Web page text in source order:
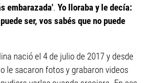
embarazada'. Yo lloraba y le decía:
ser, vos sabés que no puede
nació el 4 de julio de 2017 y desde
le sacaron fotos y grabaron videos